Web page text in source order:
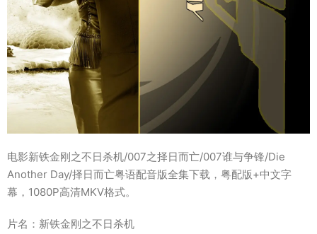
电影新铁金刚之不日杀机/007之择日而亡/007谁与争锋/Die
Another Day/择日而亡粤语配音版全集下载，粤配版+中文字
幕，1080P高清MKV格式。
片名：新铁金刚之不日杀机